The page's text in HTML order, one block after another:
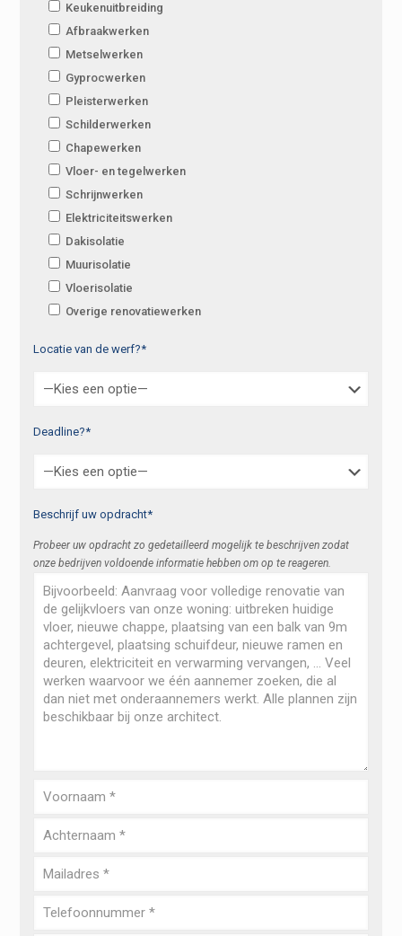
Keukenuitbreiding
Afbraakwerken
Metselwerken
Gyprocwerken
Pleisterwerken
Schilderwerken
Chapewerken
Vloer- en tegelwerken
Schrijnwerken
Elektriciteitswerken
Dakisolatie
Muurisolatie
Vloerisolatie
Overige renovatiewerken
Locatie van de werf?*
Deadline?*
Beschrijf uw opdracht*
Probeer uw opdracht zo gedetailleerd mogelijk te beschrijven zodat
onze bedrijven voldoende informatie hebben om op te reageren.